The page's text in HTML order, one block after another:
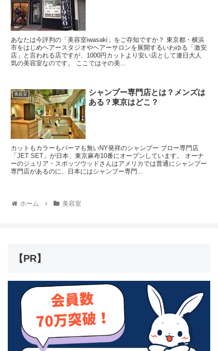
あなたは今評判の「美容室iwasaki」をご存知ですか？ 東京都・横浜
市をはじめヘアースタジオやヘアーサロンを展開するいわゆる「激安
店」と言われる店ですが、1000円カットより安い店として連日大人
気の美容室なのです。 ここではその美...
美容室
シャンプー専門店とは？メンズは
ある？東京はどこ？
カットもカラーもパーマも無いNY発祥のシャンプー ブロー専門店
「JET SET」が日本、東京麻布10番にオープンしています。 オーナ
ーのジュリア・スポッツウッドさんはアメリカでは普通にシャンプー
専門店があるのに、日本にはシャンプー専門...
ホーム 美容室
【PR】